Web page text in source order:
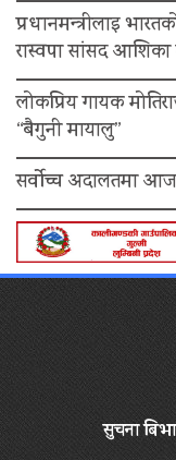
प्रधानमन्त्रीलाइ
रास्वपा सांसद
लोकप्रिय गायक
“बैगुनी मायालु”
सर्वोच्च अदालतमा
सुचना